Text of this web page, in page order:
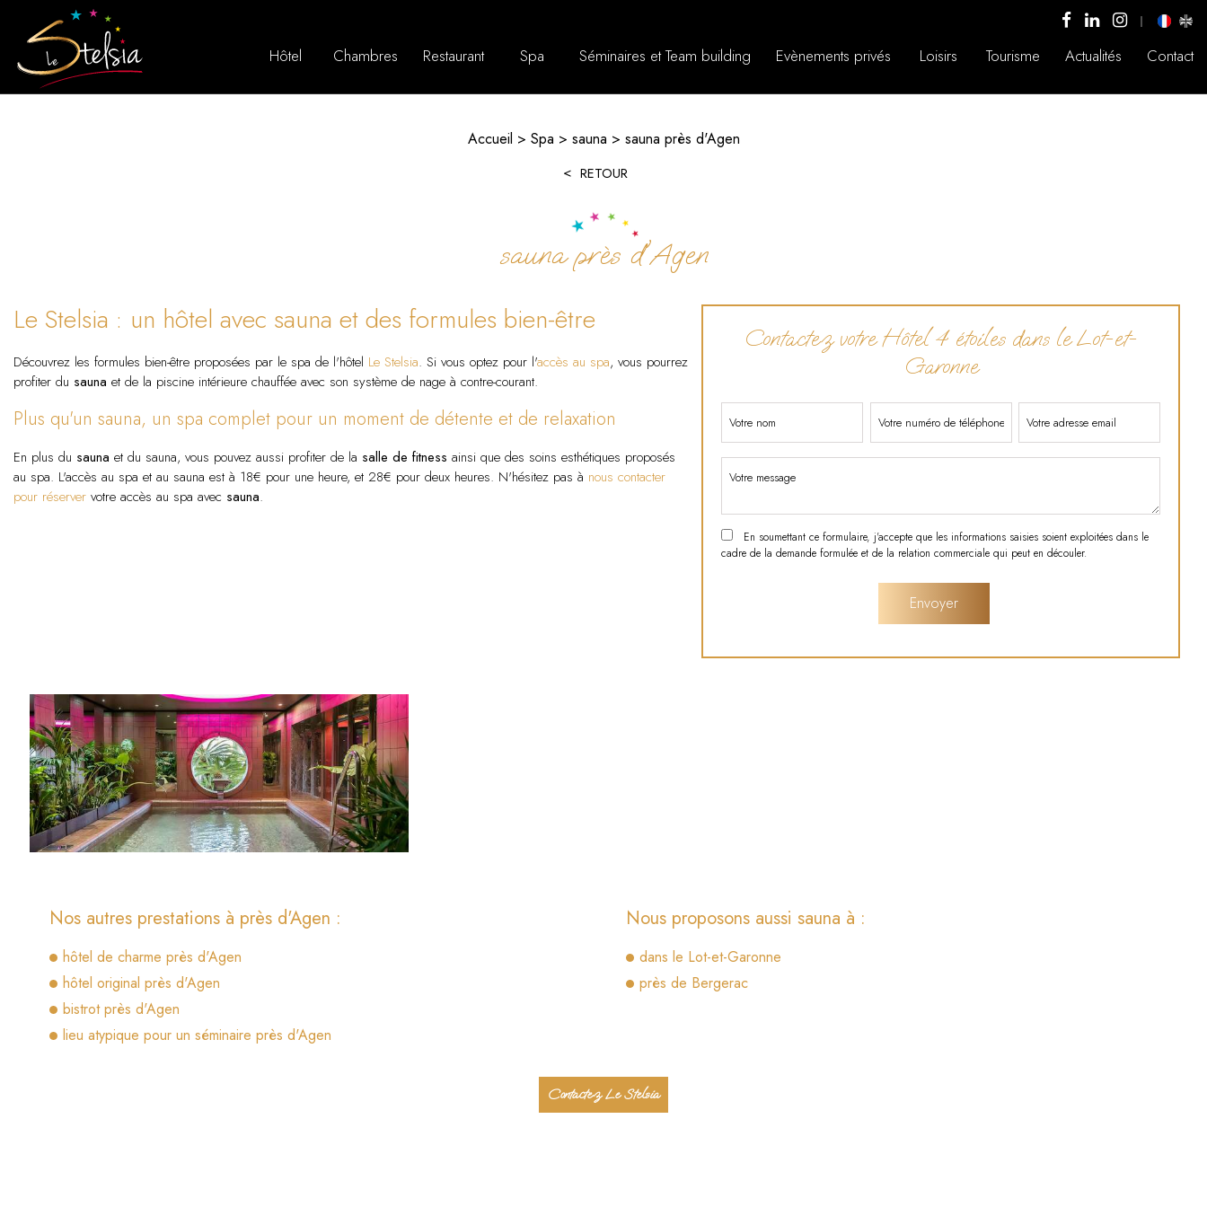
Hôtel Chambres Restaurant Spa Séminaires et Team building Evènements privés Loisirs Tourisme Actualités Contact
Accueil Spa sauna sauna près d'Agen
RETOUR
sauna près d'Agen
Le Stelsia : un hôtel avec sauna et des formules bien-être
Découvrez les formules bien-être proposées par le spa de l'hôtel Le Stelsia. Si vous optez pour l'accès au spa, vous pourrez
profiter du sauna et de la piscine intérieure chauffée avec son système de nage à contre-courant.
Plus qu'un sauna, un spa complet pour un moment de détente et de relaxation
En plus du sauna et du sauna, vous pouvez aussi profiter de la salle de fitness ainsi que des soins esthétiques proposés
au spa. L'accès au spa et au sauna est à 18€ pour une heure, et 28€ pour deux heures. N'hésitez pas à nous contacter
pour réserver votre accès au spa avec sauna.
Contactez votre Hôtel 4 étoiles dans le Lot-et-
Garonne
En soumettant ce formulaire, j'accepte que les informations saisies soient exploitées dans le
cadre de la demande formulée et de la relation commerciale qui peut en découler.
Nos autres prestations à près d'Agen :
hôtel de charme près d'Agen
hôtel original près d'Agen
bistrot près d'Agen
lieu atypique pour un séminaire près d'Agen
Nous proposons aussi sauna à :
dans le Lot-et-Garonne
près de Bergerac
Contactez Le Stelsia